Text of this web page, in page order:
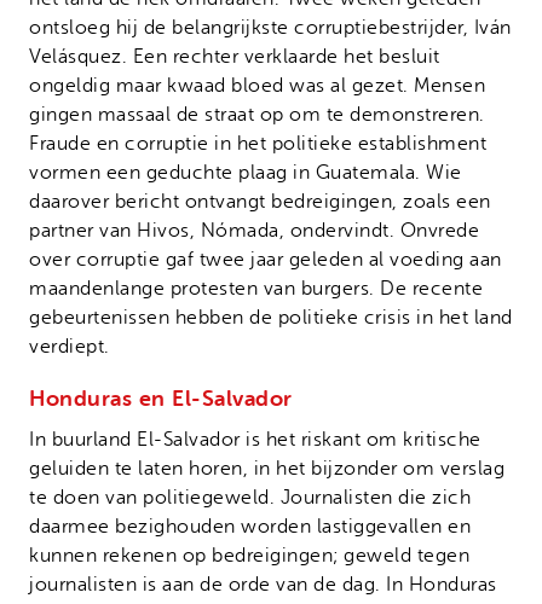
ontsloeg hij de belangrijkste corruptiebestrijder, Iván
Velásquez. Een rechter verklaarde het besluit
ongeldig maar kwaad bloed was al gezet. Mensen
gingen massaal de straat op om te demonstreren.
Fraude en corruptie in het politieke establishment
vormen een geduchte plaag in Guatemala. Wie
daarover bericht ontvangt bedreigingen, zoals een
partner van Hivos, Nómada, ondervindt. Onvrede
over corruptie gaf twee jaar geleden al voeding aan
maandenlange protesten van burgers. De recente
gebeurtenissen hebben de politieke crisis in het land
verdiept.
Honduras en El-Salvador
In buurland El-Salvador is het riskant om kritische
geluiden te laten horen, in het bijzonder om verslag
te doen van politiegeweld. Journalisten die zich
daarmee bezighouden worden lastiggevallen en
kunnen rekenen op bedreigingen; geweld tegen
journalisten is aan de orde van de dag. In Honduras